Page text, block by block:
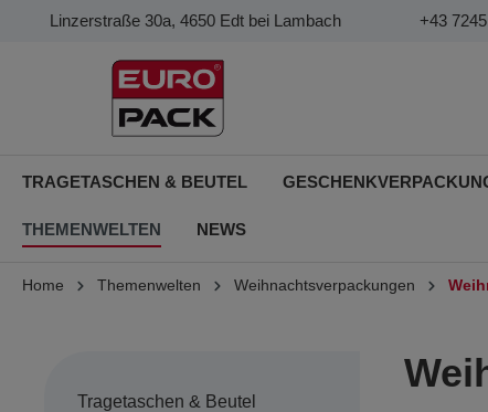
Linzerstraße 30a, 4650 Edt bei Lambach +43
TRAGETASCHEN & BEUTEL
THEMENWELTEN NEWS
Home Themenwelten Weihnachtsverpackungen
Tragetaschen & Beutel